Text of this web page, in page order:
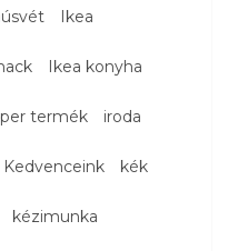
Ikea
Ikea konyha
termék iroda
Kedvenceink kék
kézimunka